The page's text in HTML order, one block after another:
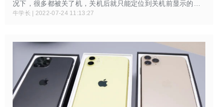
况下，很多都被关了机，关机后就只能定位到关机前显示的最
后位置，那么再找回设备的几率所剩无几。而且对于已升级到
牛学长 | 2022-07-24 11:13:27